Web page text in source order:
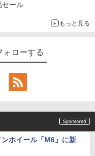
セール
もっと見る
ォローする
ホイール「M6」に新